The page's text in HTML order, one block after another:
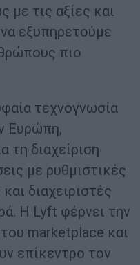
με τις αξίες και
εξυπηρετούμε
πιο
τεχνογνωσία
Ευρώπη,
τη διαχείριση
με ρυθμιστικές
διαχειριστές
Η Lyft φέρνει την
marketplace και
επίκεντρο τον